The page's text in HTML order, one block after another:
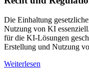
Die Einhaltung
Nutzung von KI
für die KI-Lösungen
Erstellung und Nutzung
Weiterlesen